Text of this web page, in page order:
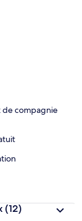
de compagnie
(12)